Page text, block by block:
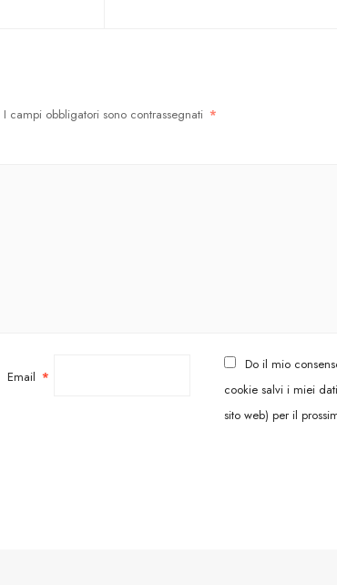
I campi obbligatori sono contrassegnati *
Email *
Do il mio
cookie salvi i miei
sito web) per il